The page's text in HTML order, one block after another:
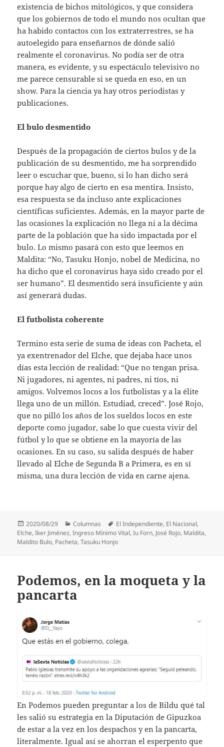
existencia de bichos mitológicos, y que considera
que los gobiernos de todo el mundo nos ocultan que
ha habido contactos con los extraterrestres, se ha
autoelegido para enseñarnos de dónde salió
realmente el coronavirus. No podía ser de otra
manera, es evidente, y su espectáculo televisivo no
me parece censurable si se queda en eso, en un
show. Para la ciencia ya hay otros periodistas y
publicaciones.
El bulo desmentido
Después de la propagación de ciertos bulos y de la
publicación de su desmentido, me ha sorprendido
leer o escuchar que, bueno, si lo han dicho será
porque hay algo de cierto en esa mentira. Insisto,
esa respuesta se da incluso ante explicaciones
científicas suficientes. Además, en la mayor parte de
las ocasiones la explicación no llega ni a la décima
parte de la población que ha sido impactada por el
bulo. Lo mismo pasará con esto que leemos en
Maldita: “No, Tasuku Honjo, nobel de Medicina, no
ha dicho que el coronavirus haya sido creado por el
ser humano”. El desmentido será insuficiente y aún
así generará dudas.
El futbolista coherente
Termino esta serie de suma de ideas con Pacheta, el
ya exentrenador del Elche, que dejaba hace unos
días esta lección de realidad: “Que no tengan prisa.
Ni jugadores, ni agentes, ni padres, ni tíos, ni
amigos. Volvemos locos a los futbolistas y a la élite
llega uno de un millón. Estudiad, creced”. José Rojo,
que no pilló los años de los sueldos locos en este
deporte como jugador, sabe lo que cuesta vivir del
fútbol y lo que se obtiene en la mayoría de las
ocasiones. En su caso, su salida después de haber
llevado al Elche de Segunda B a Primera, es en sí
misma, una dura lección de vida en carne ajena.
Publicado
el
2020/08/29 Categorías
Columnas Etiquetas
El Independiente, El Nacional,
Elche,Iker Jiménez,Ingreso Mínimo Vital,Iu Forn, José Rojo, Maldita,
Maldito Bulo, Pacheta,Tasuku Honjo
Podemos, en la moqueta y la
pancarta
En Podemos pueden preguntar a los de Bildu qué tal
les salió su estrategia en la Diputación de Gipuzkoa
de estar a la vez en los despachos y en la pancarta,
literalmente. Igual así se ahorran el esperpento que